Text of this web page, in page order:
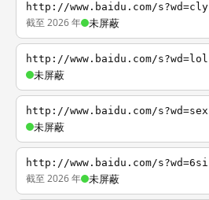
http://www.baidu.com/s?wd=cly
截至 2026 年 未屏蔽
http://www.baidu.com/s?wd=lol
未屏蔽
http://www.baidu.com/s?wd=sex
未屏蔽
http://www.baidu.com/s?wd=6si
截至 2026 年 未屏蔽